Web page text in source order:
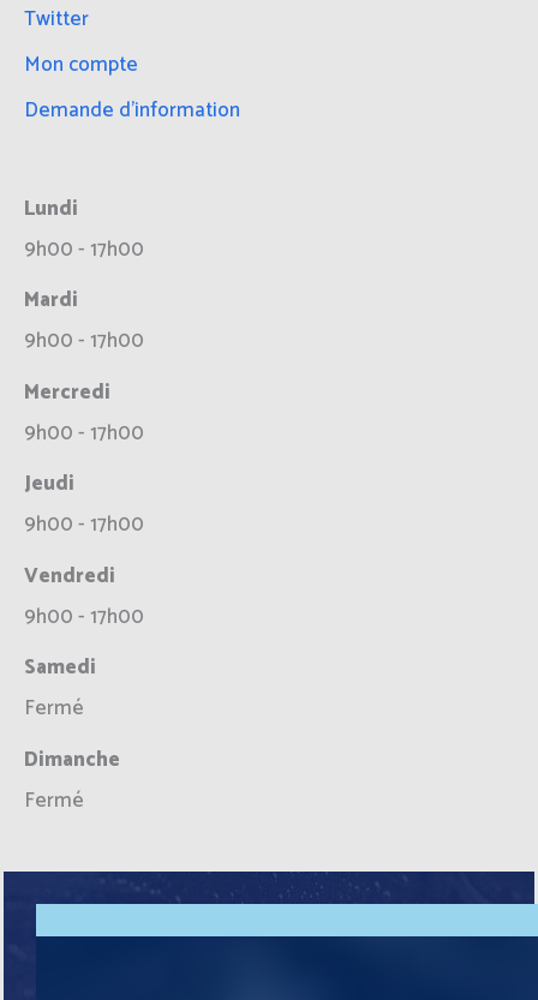
Twitter
Mon compte
Demande d’information
Lundi
9h00 - 17h00
Mardi
9h00 - 17h00
Mercredi
9h00 - 17h00
Jeudi
9h00 - 17h00
Vendredi
9h00 - 17h00
Samedi
Fermé
Dimanche
Fermé